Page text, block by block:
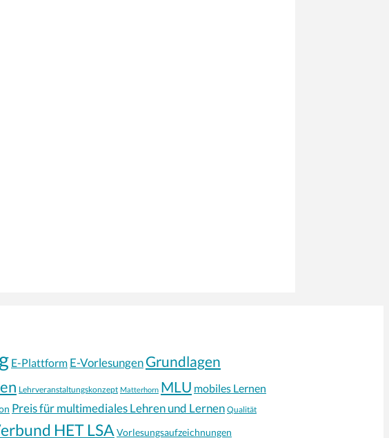
E-Plattform E-Vorlesungen Grundlagen
Lehrveranstaltungskonzept Matterhorn MLU mobiles Lernen
Preis für multimediales Lehren und Lernen Qualität
HET LSA Vorlesungsaufzeichnungen